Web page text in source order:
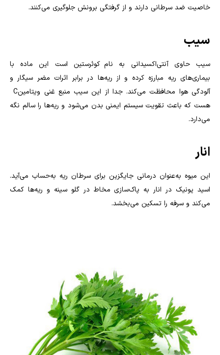
خاصیت ضد سرطانی دارند و از گرفتگی برونش جلوگیری می‌کنند.
سیب
سیب حاوی آنتی‌اکسیدانی به نام کوئرستین است این ماده با
بیماری‌های ریه مبارزه کرده و از ریه‌ها در برابر اثرات مضر سیگار و
آلودگی هوا محافظت می‌کند. جدا از این سیب منبع غنی ویتامینC
هست که باعث تقویت سیستم ایمنی بدن می‌شود و ریه‌ها را سالم نگه
می‌دارد.
انار
این میوه به‌عنوان درمانی جایگزین برای سرطان ریه به‌حساب می‌آید.
اسید پونیک در انار به پاک‌سازی مخاط در گلو سینه و ریه‌ها کمک
می‌کند و سرفه را تسکین می‌بخشد.